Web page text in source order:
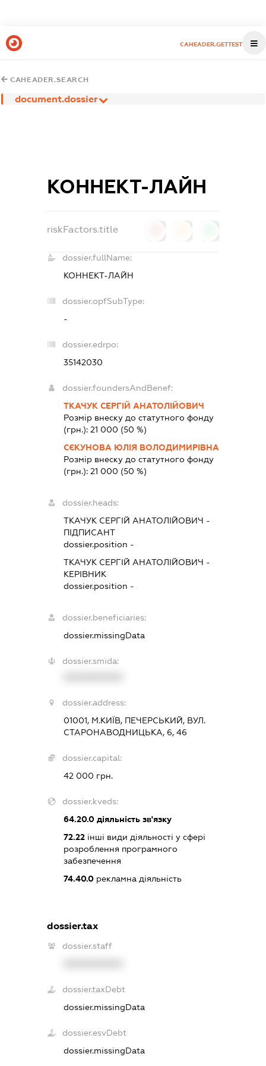
CAHEADER.GETTEST
CAHEADER.SEARCH
document.dossier
КОННЕКТ-ЛАЙН
riskFactors.title
dossier.fullName:
КОННЕКТ-ЛАЙН
dossier.opfSubType:
-
dossier.edrpo:
35142030
dossier.foundersAndBenef:
ТКАЧУК СЕРГІЙ АНАТОЛІЙОВИЧ
Розмір внеску до статутного фонду
(грн.): 21 000 (50 %)
СЄКУНОВА ЮЛІЯ ВОЛОДИМИРІВНА
Розмір внеску до статутного фонду
(грн.): 21 000 (50 %)
dossier.heads:
ТКАЧУК СЕРГІЙ АНАТОЛІЙОВИЧ -
ПІДПИСАНТ
dossier.position -
ТКАЧУК СЕРГІЙ АНАТОЛІЙОВИЧ -
КЕРІВНИК
dossier.position -
dossier.beneficiaries:
dossier.missingData
dossier.smida:
dossier.address:
01001, М.КИЇВ, ПЕЧЕРСЬКИЙ, ВУЛ.
СТАРОНАВОДНИЦЬКА, 6, 46
dossier.capital:
42 000 грн.
dossier.kveds:
64.20.0діяльність зв'язку
72.22інші види діяльності у сфері
розроблення програмного
забезпечення
74.40.0рекламна діяльність
dossier.tax
dossier.staff
dossier.taxDebt
dossier.missingData
dossier.esvDebt
dossier.missingData